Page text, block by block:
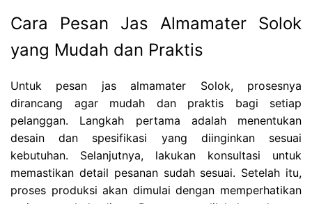
Cara Pesan Jas Almamater Solok
yang Mudah dan Praktis
Untuk pesan jas almamater Solok, prosesnya
dirancang agar mudah dan praktis bagi setiap
pelanggan. Langkah pertama adalah menentukan
desain dan spesifikasi yang diinginkan sesuai
kebutuhan. Selanjutnya, lakukan konsultasi untuk
memastikan detail pesanan sudah sesuai. Setelah itu,
proses produksi akan dimulai dengan memperhatikan